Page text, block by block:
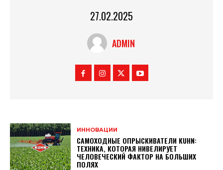
27.02.2025
ADMIN
ИННОВАЦИИ
САМОХОДНЫЕ ОПРЫСКИВАТЕЛИ KUHN:
ТЕХНИКА, КОТОРАЯ НИВЕЛИРУЕТ
ЧЕЛОВЕЧЕСКИЙ ФАКТОР НА БОЛЬШИХ
ПОЛЯХ